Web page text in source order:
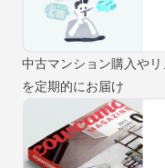
中古マンション購入や
を定期的にお届け